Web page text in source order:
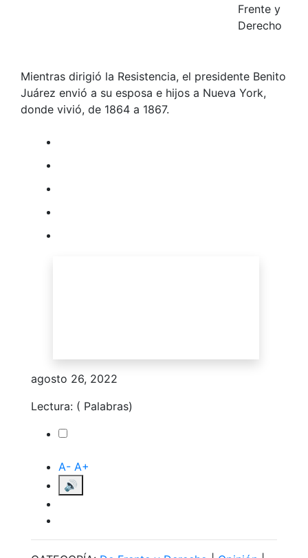
Frente y
Derecho
Mientras dirigió la Resistencia, el presidente Benito
Juárez envió a su esposa e hijos a Nueva York,
donde vivió, de 1864 a 1867.
agosto 26, 2022
Lectura: ( Palabras)
A- A+
🔊